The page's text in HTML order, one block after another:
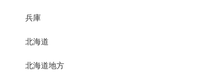
兵庫
北海道
北海道地方